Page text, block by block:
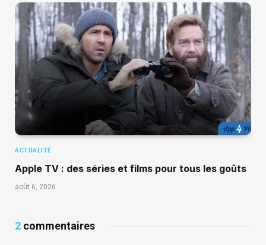
ACTUALITÉ
Apple TV : des séries et films pour tous les goûts
août 6, 2026
2 commentaires